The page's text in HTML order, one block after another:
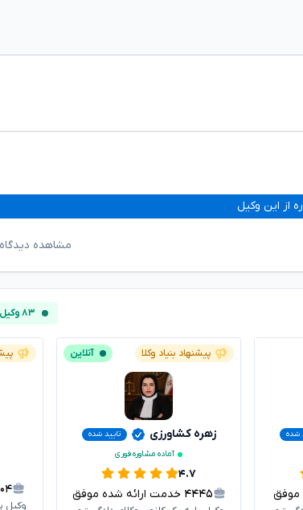
از این وکیل
مشاهده
۸۳ وکیل آنلاین
شده
پیشنهاد بنیاد وکلا آنلاین
زهره کشاورزی
تایید شده
آماده مشاوره فوری
۴.۷
۴۴۴۵ خدمت ارائه شده موفق
وکیل